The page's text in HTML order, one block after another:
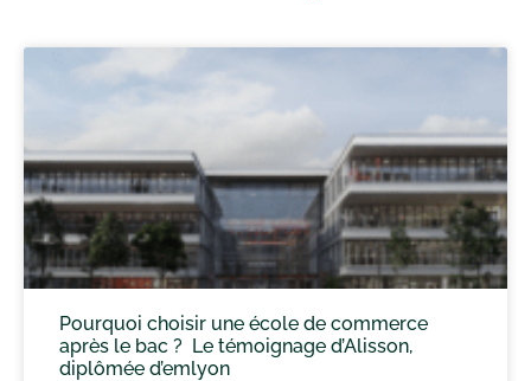
Pourquoi choisir une école de commerce
après le bac ? Le témoignage d’Alisson,
diplômée d’emlyon